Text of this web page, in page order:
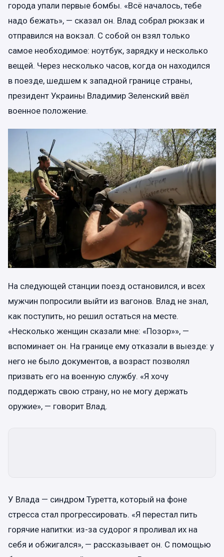
города упали первые бомбы. «Всё началось, тебе
надо бежать», — сказал он. Влад собрал рюкзак и
отправился на вокзал. С собой он взял только
самое необходимое: ноутбук, зарядку и несколько
вещей. Через несколько часов, когда он находился
в поезде, шедшем к западной границе страны,
президент Украины Владимир Зеленский ввёл
военное положение.
На следующей станции поезд остановился, и всех
мужчин попросили выйти из вагонов. Влад не знал,
как поступить, но решил остаться на месте.
«Несколько женщин сказали мне: «Позор»», —
вспоминает он. На границе ему отказали в выезде: у
него не было документов, а возраст позволял
призвать его на военную службу. «Я хочу
поддержать свою страну, но не могу держать
оружие», — говорит Влад.
У Влада — синдром Туретта, который на фоне
стресса стал прогрессировать. «Я перестал пить
горячие напитки: из-за судорог я проливал их на
себя и обжигался», — рассказывает он. С помощью